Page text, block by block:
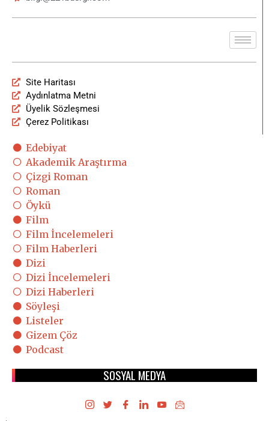
Site Haritası
Aydınlatma Metni
Üyelik Sözleşmesi
Çerez Politikası
Edebiyat
Akademik Araştırma
Çizgi Roman
Roman
Öykü
Film
Film İncelemeleri
Film Haberleri
Dizi
Dizi İncelemeleri
Dizi Haberleri
Söyleşi
Listeler
Gizem Çöz
Podcast
SOSYAL MEDYA